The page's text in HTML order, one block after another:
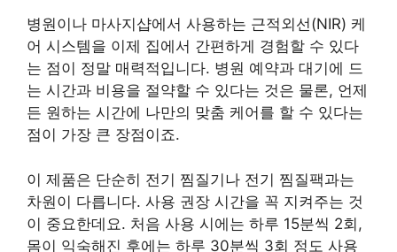
병원이나 마사지샵에서 사용하는 근적외선(NIR) 케
어 시스템을 이제 집에서 간편하게 경험할 수 있다
는 점이 정말 매력적입니다. 병원 예약과 대기에 드
는 시간과 비용을 절약할 수 있다는 것은 물론, 언제
든 원하는 시간에 나만의 맞춤 케어를 할 수 있다는
점이 가장 큰 장점이죠.
이 제품은 단순히 전기 찜질기나 전기 찜질팩과는
차원이 다릅니다. 사용 권장 시간을 꼭 지켜주는 것
이 중요한데요. 처음 사용 시에는 하루 15분씩 2회,
몸이 익숙해진 후에는 하루 30분씩 3회 정도 사용